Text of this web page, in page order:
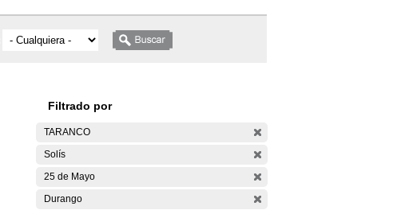
Filtrado por
TARANCO
Solís
25 de Mayo
Durango